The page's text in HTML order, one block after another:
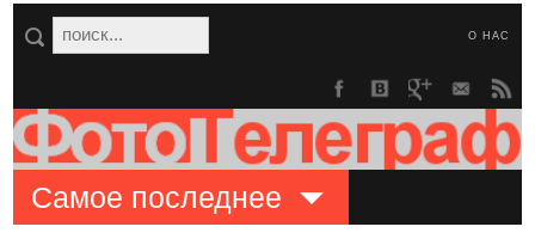
О НАС
Самое последнее